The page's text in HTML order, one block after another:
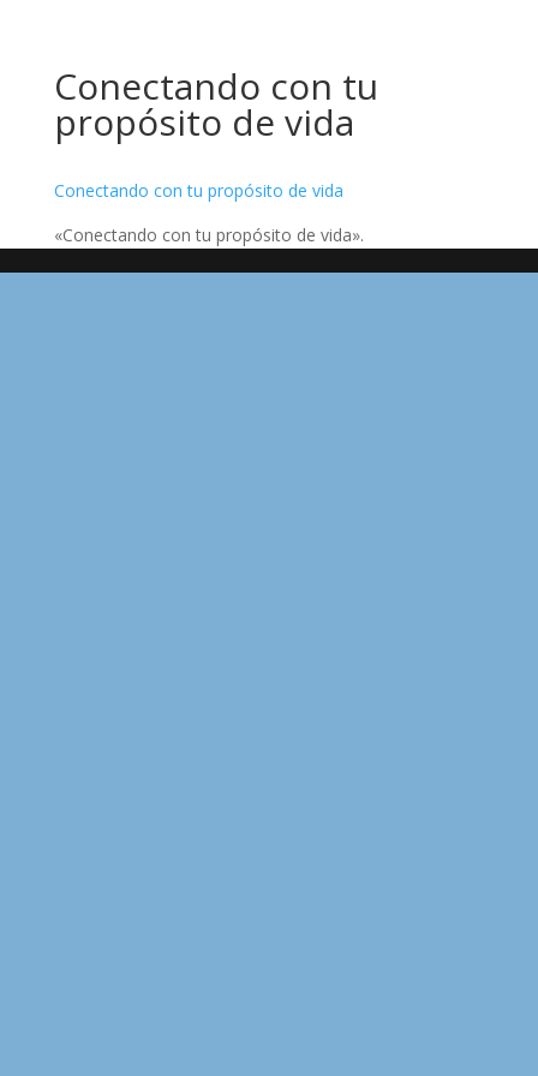
Conectando con tu
propósito de vida
Conectando con tu propósito de vida
«Conectando con tu propósito de vida».